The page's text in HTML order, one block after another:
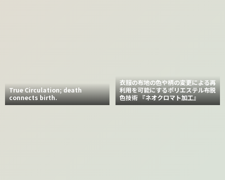
True Circulation; death
connects birth.
衣服の布地の色や柄の変更による再
利用を可能にするポリエステル布脱
色技術 『ネオクロマト加工』